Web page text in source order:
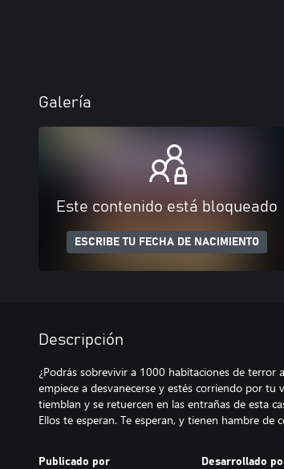
Galería
Este contenido está bloqueado
ESCRIBE TU FECHA DE NACIMIENTO
Descripción
¿Podrás sobrevivir a 1000 habitaciones de terror
empiece a desvanecerse y estés corriendo por
tiemblan y se retuercen en las entrañas de esta
Ellos te esperan. Te esperan, y tienen hambre de
Publicado por Desarrollado